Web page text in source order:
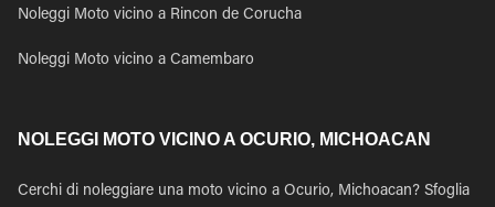
Noleggi Moto vicino a Rincon de Corucha
Noleggi Moto vicino a Camembaro
NOLEGGI MOTO VICINO A OCURIO, MICHOACAN
Cerchi di noleggiare una moto vicino a Ocurio, Michoacan? Sfoglia